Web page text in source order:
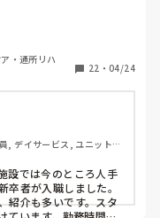
や言葉遣いなどでト
・通所リハ
22 ・ 04/24
, デイサービス, ユニット型
設では今のところ人手
者が入職しました。
紹介も多いです。スタ